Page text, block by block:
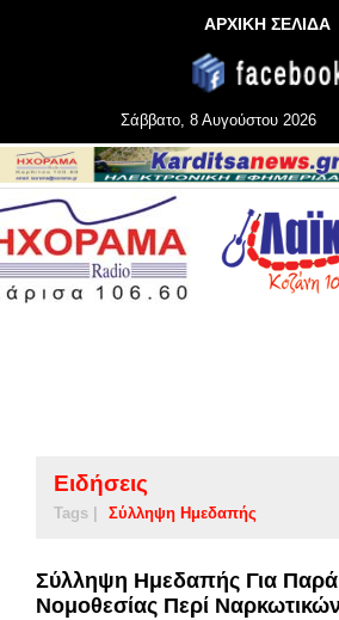
ΑΡΧΙΚΗ ΣΕΛΙΔΑ
Σάββατο, 8 Αυγούστου 2026
Ειδήσεις
Tags | Σύλληψη Ημεδαπής
Σύλληψη Ημεδαπής Για
Νομοθεσίας Περί